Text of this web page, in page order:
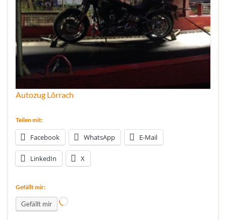
Autozug Lörrach
Teilen mit:
Facebook WhatsApp E-Mail
LinkedIn X
Gefällt mir:
Gefällt mir